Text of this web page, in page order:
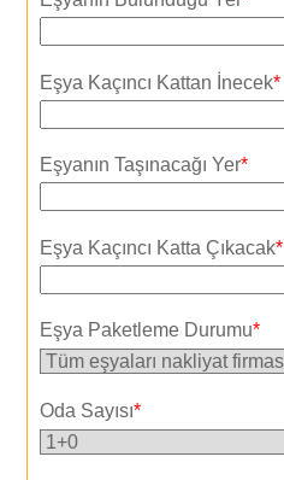
Eşya Kaçıncı Kattan İnecek*
Eşyanın Taşınacağı Yer*
Eşya Kaçıncı Katta Çıkacak*
Eşya Paketleme Durumu*
Oda Sayısı*